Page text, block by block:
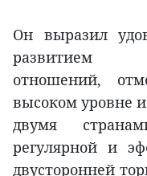
Он выразил
развитием
отношений,
высоком уровне
двумя
регулярной и
двусторонней